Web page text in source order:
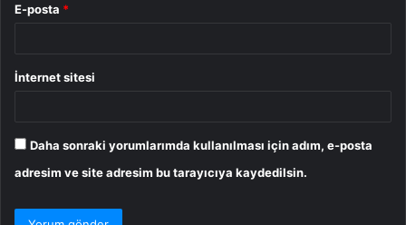
E-posta *
İnternet sitesi
Daha sonraki yorumlarımda kullanılması için adım, e-posta
adresim ve site adresim bu tarayıcıya kaydedilsin.